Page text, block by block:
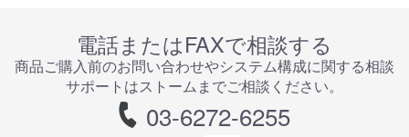
電話またはFAXで相談する
商品ご購⼊前のお問い合わせやシステム構成に関する相談
サポートはストームまでご相談ください。
03-6272-6255